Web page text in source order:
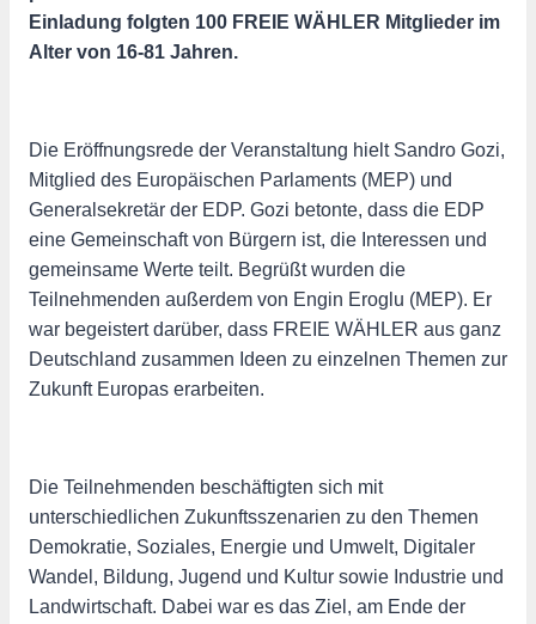
Einladung folgten 100 FREIE WÄHLER Mitglieder im
Alter von 16-81 Jahren.
Die Eröffnungsrede der Veranstaltung hielt Sandro Gozi,
Mitglied des Europäischen Parlaments (MEP) und
Generalsekretär der EDP. Gozi betonte, dass die EDP
eine Gemeinschaft von Bürgern ist, die Interessen und
gemeinsame Werte teilt. Begrüßt wurden die
Teilnehmenden außerdem von Engin Eroglu (MEP). Er
war begeistert darüber, dass FREIE WÄHLER aus ganz
Deutschland zusammen Ideen zu einzelnen Themen zur
Zukunft Europas erarbeiten.
Die Teilnehmenden beschäftigten sich mit
unterschiedlichen Zukunftsszenarien zu den Themen
Demokratie, Soziales, Energie und Umwelt, Digitaler
Wandel, Bildung, Jugend und Kultur sowie Industrie und
Landwirtschaft. Dabei war es das Ziel, am Ende der